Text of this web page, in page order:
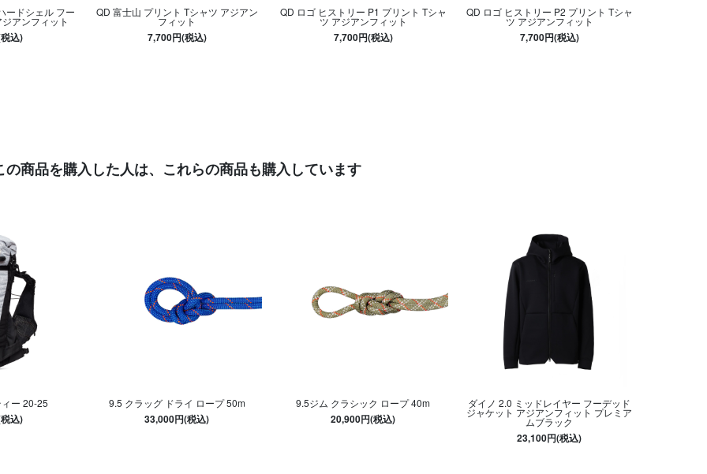
ードシェル フー
アンフィット
込)
QD 富士山 プリント Tシャツ アジアン
フィット
7,700円(税込)
QD ロゴ ヒストリー P1 プリント Tシャ
ツ アジアンフィット
7,700円(税込)
QD ロゴ ヒストリー P2 プリント Tシャ
ツ アジアンフィット
7,700円(税込)
の商品を購入した人は、 これらの商品も購入しています
ー 20-25
込)
9.5 クラッグ ドライ ロープ 50m
33,000円(税込)
9.5ジム クラシック ロープ 40m
20,900円(税込)
ダイノ 2.0 ミッドレイヤー フーデッド
ジャケット アジアンフィット プレミア
ムブラック
23,100円(税込)